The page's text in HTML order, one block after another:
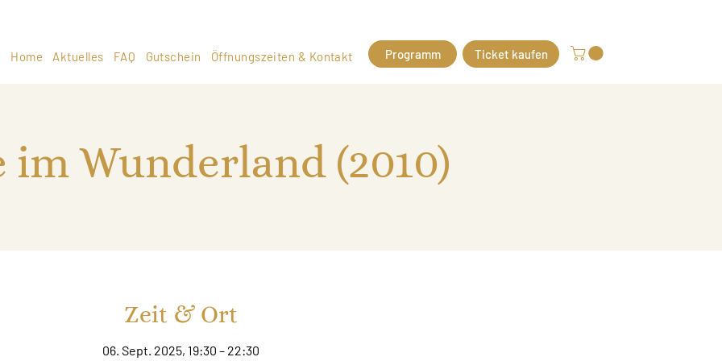
Home Aktuelles FAQ Gutschein Öffnungszeiten & Kontakt Programm Ticket kaufen
im Wunderland (2010)
Zeit & Ort
06. Sept. 2025, 19:30 – 22:30